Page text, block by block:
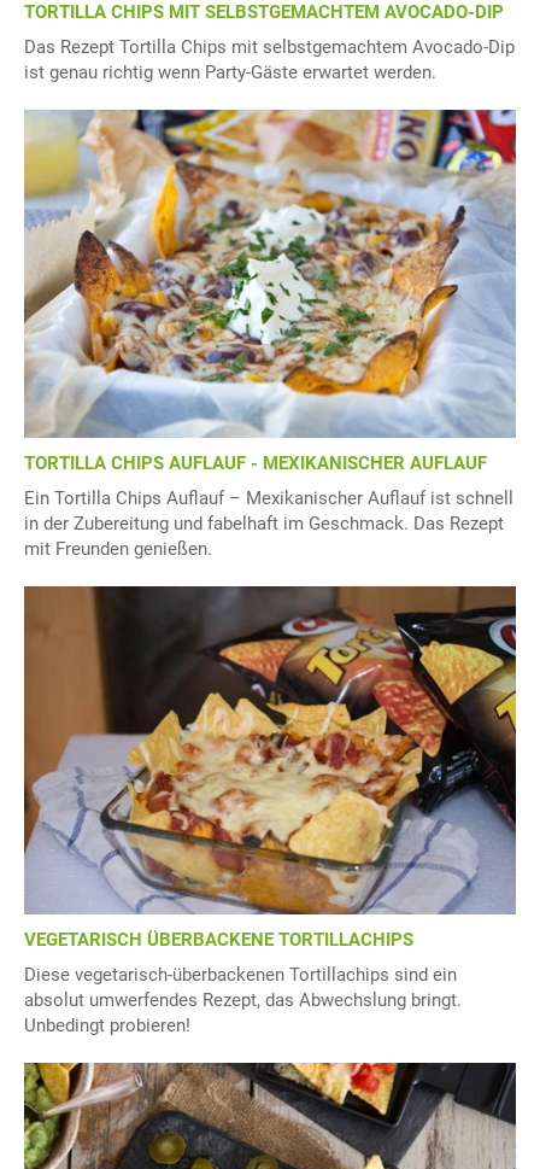
TORTILLA CHIPS MIT SELBSTGEMACHTEM AVOCADO-DIP
Das Rezept Tortilla Chips mit selbstgemachtem Avocado-Dip
ist genau richtig wenn Party-Gäste erwartet werden.
TORTILLA CHIPS AUFLAUF - MEXIKANISCHER AUFLAUF
Ein Tortilla Chips Auflauf – Mexikanischer Auflauf ist schnell
in der Zubereitung und fabelhaft im Geschmack. Das Rezept
mit Freunden genießen.
VEGETARISCH ÜBERBACKENE TORTILLACHIPS
Diese vegetarisch-überbackenen Tortillachips sind ein
absolut umwerfendes Rezept, das Abwechslung bringt.
Unbedingt probieren!